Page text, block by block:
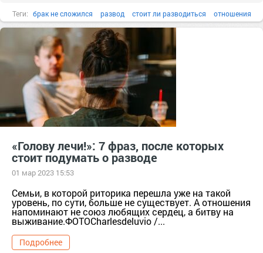
Теги: брак не сложился развод стоит ли разводиться отношения
«Голову лечи!»: 7 фраз, после которых
стоит подумать о разводе
01 мар 2023 15:53
Семьи, в которой риторика перешла уже на такой
уровень, по сути, больше не существует. А отношения
напоминают не союз любящих сердец, а битву на
выживание.ФОТОCharlesdeluvio /...
Подробнее